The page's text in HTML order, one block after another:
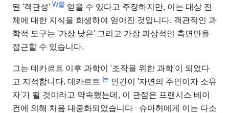
된 '객관성' W를 얻을 수 있다고 주장하지만, 이는 대상 전
체에 대한 지식을 희생하여 얻어진 것입니다. 객관적인 과
학적 도구는 '가장 낮은' 그리고 가장 피상적인 측면만을
접근할 수 있습니다.
그는 데카르트 이후 과학이 '조작을 위한 과학'이 되었다
고 지적합니다. 데카르트 는 인간이 '자연의 주인이자 소유
자'가 될 것이라고 약속했는데, 이 관점은 프랜시스 베이
컨에 의해 처음 대중화되었습니다 . 슈마허에게 이는 다소